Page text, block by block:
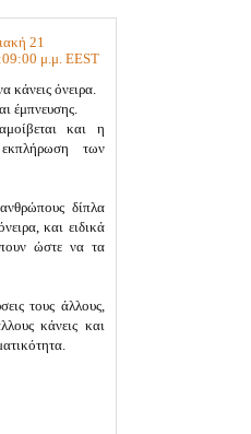
21
μ.μ. EEST
κάνεις όνειρα.
έμπνευσης.
και η
των
δίπλα
και ειδικά
ώστε να τα
τους άλλους,
κάνεις και